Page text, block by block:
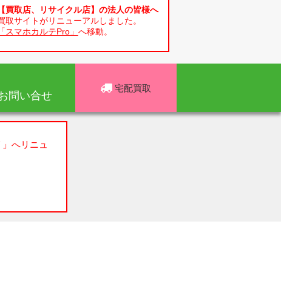
【買取店、リサイクル店】の法人の皆様へ
取サイトがリニューアルしました。
「スマホカルテPro」 へ移動。
問い合せ 宅配買取
へリニュ